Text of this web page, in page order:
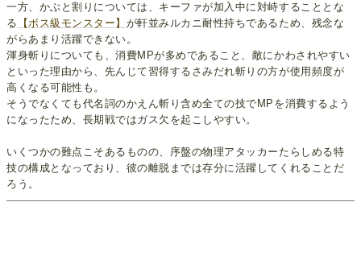
一方、かぶと割りについては、キーファが加入中に対峙することとな
る
【ボス級モンスター】 が軒並みルカニ耐性持ちであるため、残念な
がらあまり活躍できない。
渾身斬りについても、消費MPが多めであること、敵にかわされやすい
といった理由から、先んじて習得するさみだれ斬りの方が使用頻度が
高くなる可能性も。
そうでなくても代名詞のかえん斬り含め全ての技でMPを消費するよう
になったため、長期戦ではガス欠を起こしやすい。
いくつかの難点こそあるものの、序盤の物理アタッカーたらしめる特
技の構成となっており、彼の離脱までは存分に活躍してくれることだ
ろう。